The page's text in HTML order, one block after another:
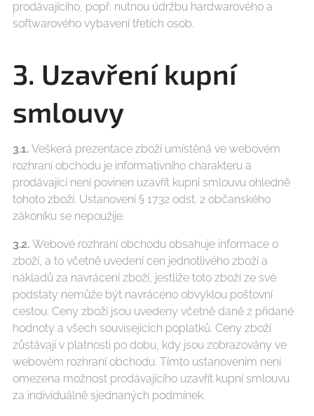
prodávajícího, popř. nutnou údržbu hardwarového a
softwarového vybavení třetích osob.
3. Uzavření kupní
smlouvy
3.1. Veškerá prezentace zboží umístěná ve webovém
rozhraní obchodu je informativního charakteru a
prodávající není povinen uzavřít kupní smlouvu ohledně
tohoto zboží. Ustanovení § 1732 odst. 2 občanského
zákoníku se nepoužije.
3.2. Webové rozhraní obchodu obsahuje informace o
zboží, a to včetně uvedení cen jednotlivého zboží a
nákladů za navrácení zboží, jestliže toto zboží ze své
podstaty nemůže být navráceno obvyklou poštovní
cestou. Ceny zboží jsou uvedeny včetně daně z přidané
hodnoty a všech souvisejících poplatků. Ceny zboží
zůstávají v platnosti po dobu, kdy jsou zobrazovány ve
webovém rozhraní obchodu. Tímto ustanovením není
omezena možnost prodávajícího uzavřít kupní smlouvu
za individuálně sjednaných podmínek.